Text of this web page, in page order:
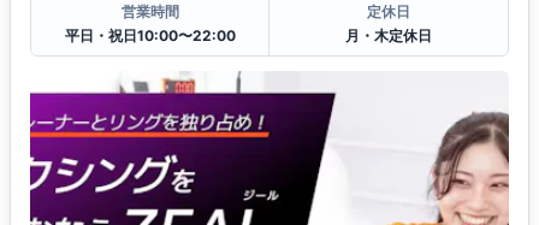
営業時間
平日・祝日10:00〜22:00
定休日
月・木定休日